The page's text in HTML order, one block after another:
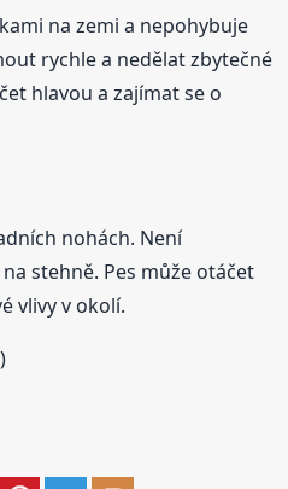
na zemi a nepohybuje
rychle a nedělat zbytečné
hlavou a zajímat se o
nohách. Není
stehně. Pes může otáčet
vlivy v okolí.